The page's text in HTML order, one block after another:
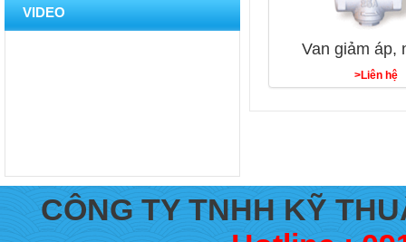
VIDEO
Van giảm áp,
>Liên hệ
CÔNG TY TNHH KỸ